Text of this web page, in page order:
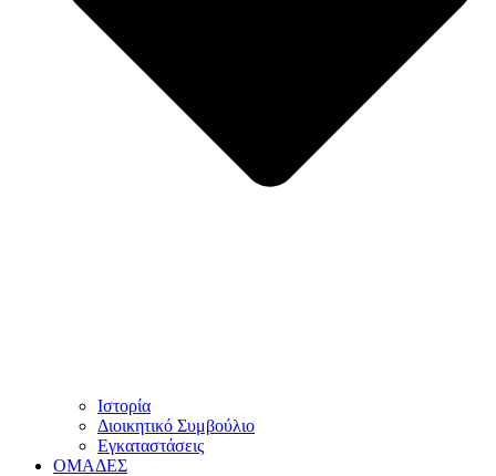
Ιστορία
Διοικητικό Συμβούλιο
Εγκαταστάσεις
ΟΜΑΔΕΣ